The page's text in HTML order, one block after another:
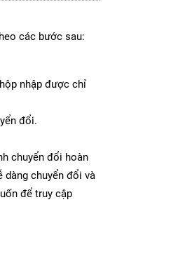
các bước sau:
nhập được chỉ
đổi.
chuyển đổi hoàn
dàng chuyển đổi và
để truy cập